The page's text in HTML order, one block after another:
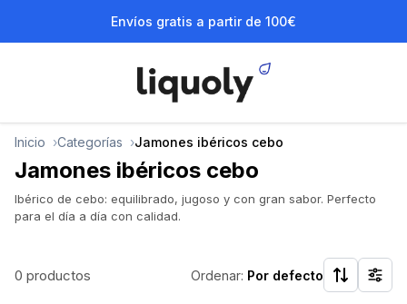
Envíos gratis a partir de 100€
Inicio Categorías Jamones ibéricos cebo
Jamones ibéricos cebo
Ibérico de cebo: equilibrado, jugoso y con gran sabor. Perfecto
para el día a día con calidad.
0 productos Ordenar: Por defecto